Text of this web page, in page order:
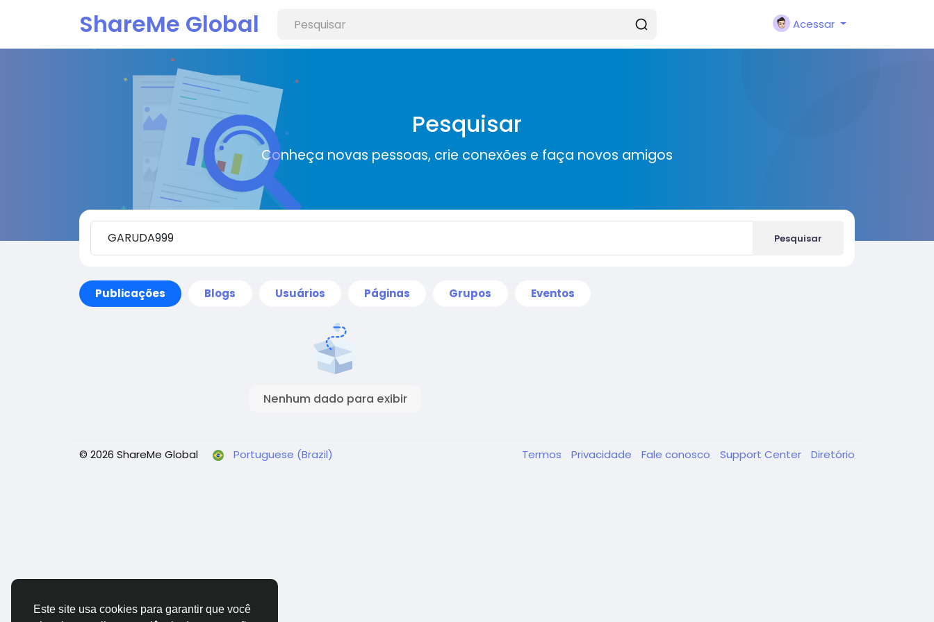
Este site usa cookies para garantir que você
ShareMe Global Acessar
Pesquisar
Conheça novas pessoas, crie conexões e faça novos amigos
Pesquisar
Publicações Blogs Usuários Páginas Grupos Eventos
Nenhum dado para exibir
© 2026 ShareMe Global Portuguese (Brazil) Termos Privacidade Fale conosco Support Center Diretório